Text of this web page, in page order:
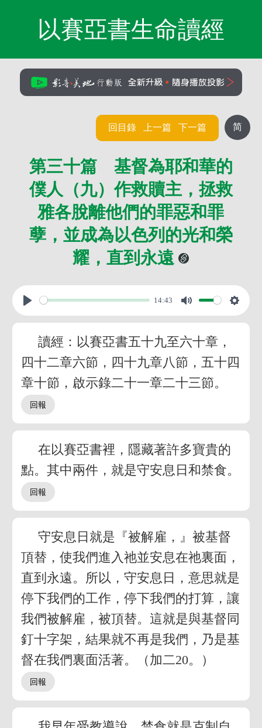
以賽亞書生命讀經
简
回目錄 上一篇 下一篇
第三十篇 基督為耶和華的
僕人（九）作救贖主，拯救
雅各脫離他們的罪惡和罪
孽，並成為以色列的光和榮
耀，直到永遠
14:43
讀經：以賽亞書五十九至六十章，
四十二章六節，四十九章八節，五十四
章十節，啟示錄二十一章二十三節。
在以賽亞書裡，隱藏著許多寶貴的
點。其中兩件，就是守安息日和禁食。
守安息日就是『被解雇，』被基督
頂替，使我們進入祂並安息在祂裏面，
直到永遠。所以，守安息日，意思就是
停下我們的工作，停下我們的打算，讓
我們被解雇，被頂替。這就是與基督同
釘十字架，結果就不再是我們，乃是基
督在我們裏面活著。（加二20。）